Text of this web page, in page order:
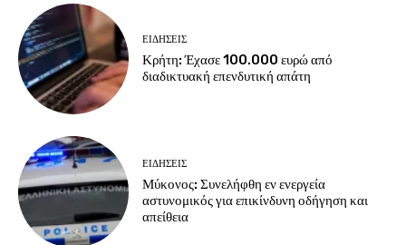
ΕΙΔΗΣΕΙΣ
Κρήτη: Έχασε 100.000 ευρώ από
διαδικτυακή επενδυτική απάτη
ΕΙΔΗΣΕΙΣ
Μύκονος: Συνελήφθη εν ενεργεία
αστυνομικός για επικίνδυνη οδήγηση και
απείθεια